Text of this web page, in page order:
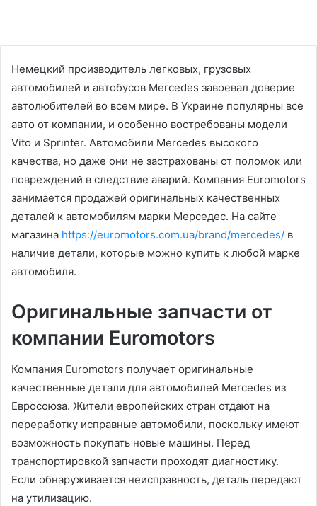
Немецкий производитель легковых, грузовых
автомобилей и автобусов Mercedes завоевал доверие
автолюбителей во всем мире. В Украине популярны все
авто от компании, и особенно востребованы модели
Vito и Sprinter. Автомобили Mercedes высокого
качества, но даже они не застрахованы от поломок или
повреждений в следствие аварий. Компания Euromotors
занимается продажей оригинальных качественных
деталей к автомобилям марки Мерседес. На сайте
магазина https://euromotors.com.ua/brand/mercedes/ в
наличие детали, которые можно купить к любой марке
автомобиля.
Оригинальные запчасти от
компании Euromotors
Компания Euromotors получает оригинальные
качественные детали для автомобилей Mercedes из
Евросоюза. Жители европейских стран отдают на
переработку исправные автомобили, поскольку имеют
возможность покупать новые машины. Перед
транспортировкой запчасти проходят диагностику.
Если обнаруживается неисправность, деталь передают
на утилизацию.